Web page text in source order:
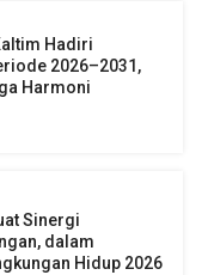
Hadiri
2026–2031,
Harmoni
Sinergi
dalam
Hidup 2026